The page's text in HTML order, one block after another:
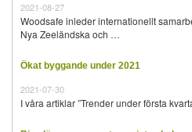
2021-08-27
Woodsafe inleder internationellt
Nya Zeeländska och …
Ökat byggande under 2021
2021-07-30
I våra artiklar ”Trender under första